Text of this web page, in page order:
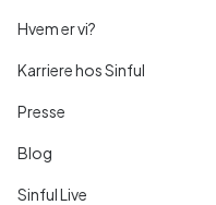
Hvem er vi?
Karriere hos Sinful
Presse
Blog
Sinful Live